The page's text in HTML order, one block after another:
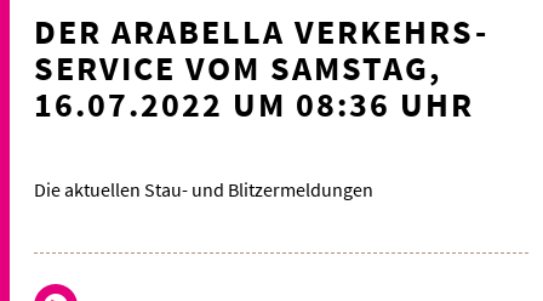
DER ARABELLA VERKEHRS-
SERVICE VOM SAMSTAG,
16.07.2022 UM 08:36 UHR
Die aktuellen Stau- und Blitzermeldungen